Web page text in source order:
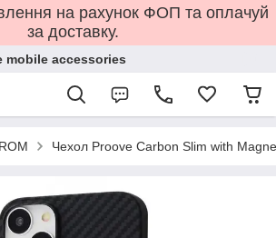
на рахунок ФОП та оплачуй
за доставку.
mobile accessories
Чехол Proove Carbon Slim with